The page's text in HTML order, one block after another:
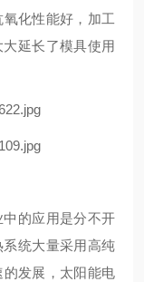
化性能好，加工
延长了模具使用
的应用是分不开
统大量采用高纯
发展，太阳能电